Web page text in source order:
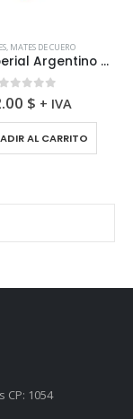
, MATES DE CUERO
Mate imperial Argentino virola de alpaca
fuera de 5
$ + IVA
AL CARRITO
CP: 1054